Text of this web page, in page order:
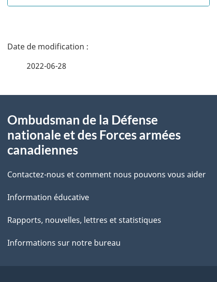
D
i
l
s
d
a
2022-06-28
propos
de
ce
site
Ombudsman de la Défense
nationale et des Forces armées
canadiennes
Contactez-nous et comment nous pouvons vous aider
Information éducative
Rapports, nouvelles, lettres et statistiques
Informations sur notre bureau